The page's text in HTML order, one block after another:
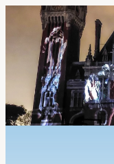
contenu